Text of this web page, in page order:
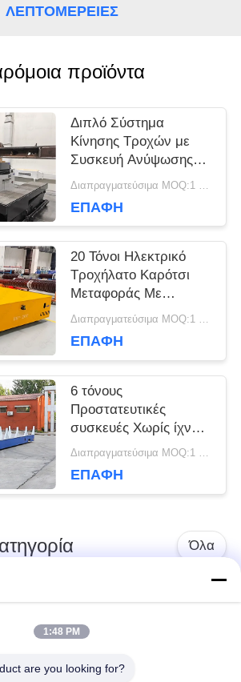
ΛΕΠΤΟΜΈΡΕΙΕΣ
προϊόντα
Διπλό Σύστημα
Κίνησης Τροχών με
Συσκευή Ανύψωσης
για Οχήματα
Ράγες σε Εργοστάσια
Διαπραγματεύσιμα MOQ:1 σύνολο/σύνολα
ΕΠΑΦΉ
20 Τόνοι Ηλεκτρικό
Τροχήλατο Καρότσι
Μεταφοράς Με
Μαγνητική Πλοήγηση Διαπραγματεύσιμα MOQ:1 σύνολο/σύνολα
ΕΠΑΦΉ
6 τόνους
Προστατευτικές
συσκευές Χωρίς ίχνη
καρότσι μεταφοράς
Διαπραγματεύσιμα MOQ:1 σύνολο/σύνολα
ΕΠΑΦΉ
Όλα
trackless κάρρο
μεταφοράς
AGV αυτόματο
1:48 PM
are you looking for?